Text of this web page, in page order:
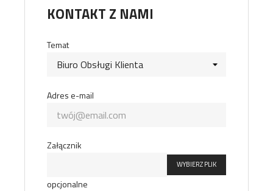
KONTAKT Z NAMI
Temat
Adres e-mail
Załącznik
WYBIERZ PLIK
opcjonalne